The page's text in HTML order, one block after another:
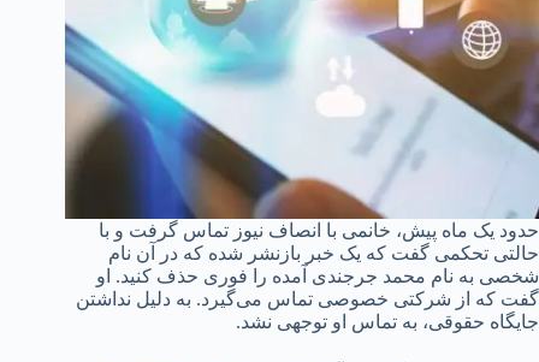
حدود یک ماه پیش، خانمی با انصاف نیوز تماس گرفت و با
حالتی تحکمی گفت که یک خبر بازنشر شده که در آن نام
شخصی به نام محمد جرجندی آمده را فوری حذف کنید. او
گفت که از شرکتی خصوصی تماس می‌گیرد. به دلیل نداشتن
جایگاه حقوقی، به تماس او توجهی نشد.